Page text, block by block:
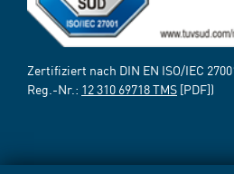
Zertifiziert nach DIN EN ISO/IEC
Reg.-Nr.: 12 310 69718 TMS [PDF])